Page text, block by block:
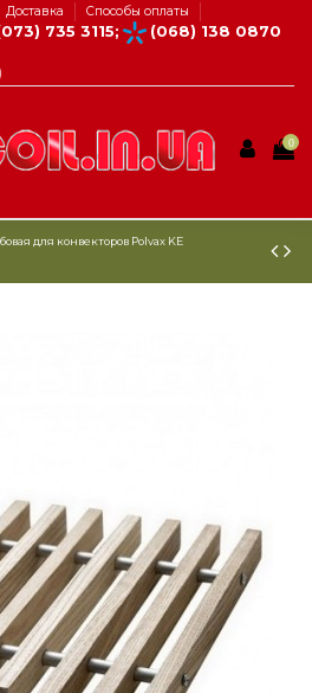
Доставка Способы оплаты
735 3115; (068) 138 0870
)
0
для конвекторов Рolvax KE